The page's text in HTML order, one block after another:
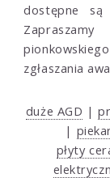
dostępne są
zgłaszania
duże AGD |
|
płyty